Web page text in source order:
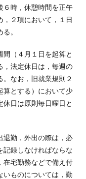
６時，休憩時間を正午
２項において，１日
。
（４月１日を起算と
，法定休日は，毎週の
なお，旧就業規則２
算とする）において少
日は原則毎日曜日と
勤，外出の際は，必
記録しなければならな
在宅勤務などで備え付
いものについては，勤